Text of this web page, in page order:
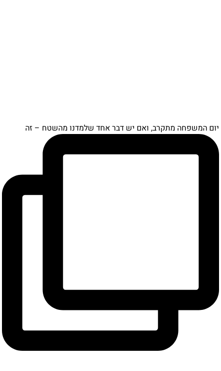
יום המשפחה מתקרב, ואם יש דבר אחד שלמדנו מהשטח – זה